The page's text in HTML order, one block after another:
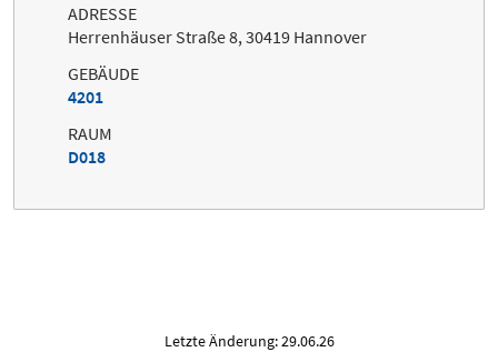
ADRESSE
Herrenhäuser Straße 8, 30419 Hannover
GEBÄUDE
4201
RAUM
D018
Letzte Änderung: 29.06.26